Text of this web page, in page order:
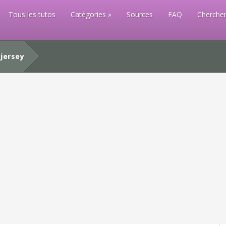
Tous les tutos Catégories Sources FAQ